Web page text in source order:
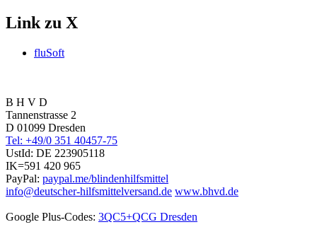
Link zu X
fluSoft
B H V D
Tannenstrasse 2
D 01099 Dresden
Tel: +49/0 351 40457-75
UstId: DE 223905118
IK=591 420 965
PayPal: paypal.me/blindenhilfsmittel
info@deutscher-hilfsmittelversand.de www.bhvd.de
Google Plus-Codes: 3QC5+QCG Dresden